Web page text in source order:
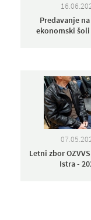
Predavanje
ekonomski
Letni zbor
Istra -